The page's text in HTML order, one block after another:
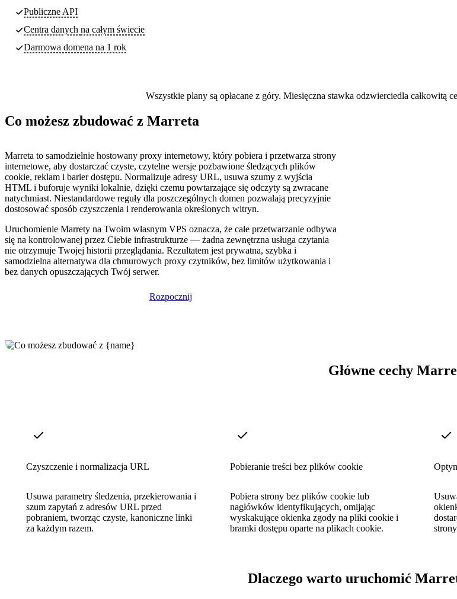
Publiczne API
Centra danych na całym świecie
Darmowa domena na 1 rok
Wszystkie plany są opłacane z góry. Miesięczna stawka odzwierciedla całkowitą
Co możesz zbudować z Marreta
Marreta to samodzielnie hostowany proxy internetowy, który pobiera i przetwarza strony
internetowe, aby dostarczać czyste, czytelne wersje pozbawione śledzących plików
cookie, reklam i barier dostępu. Normalizuje adresy URL, usuwa szumy z wyjścia
HTML i buforuje wyniki lokalnie, dzięki czemu powtarzające się odczyty są zwracane
natychmiast. Niestandardowe reguły dla poszczególnych domen pozwalają precyzyjnie
dostosować sposób czyszczenia i renderowania określonych witryn.
Uruchomienie Marrety na Twoim własnym VPS oznacza, że całe przetwarzanie odbywa
się na kontrolowanej przez Ciebie infrastrukturze — żadna zewnętrzna usługa czytania
nie otrzymuje Twojej historii przeglądania. Rezultatem jest prywatna, szybka i
samodzielna alternatywa dla chmurowych proxy czytników, bez limitów użytkowania i
bez danych opuszczających Twój serwer.
Rozpocznij
Główne cechy
Czyszczenie i normalizacja URL
Usuwa parametry śledzenia, przekierowania i
szum zapytań z adresów URL przed
pobraniem, tworząc czyste, kanoniczne linki
za każdym razem.
Pobieranie treści bez plików cookie
Pobiera strony bez plików cookie lub
nagłówków identyfikujących, omijając
wyskakujące okienka zgody na pliki cookie i
bramki dostępu oparte na plikach cookie.
Dlaczego warto uruchomić